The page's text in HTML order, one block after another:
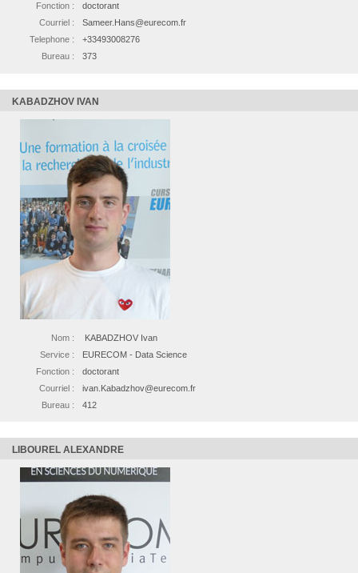
Fonction :
doctorant
Courriel :
Sameer.Hans@eurecom.fr
Telephone :
+33493008276
Bureau :
373
KABADZHOV IVAN
Nom :
KABADZHOV Ivan
Service :
EURECOM - Data Science
Fonction :
doctorant
Courriel :
ivan.Kabadzhov@eurecom.fr
Bureau :
412
LIBOUREL ALEXANDRE